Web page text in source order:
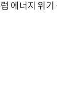
에너지 위